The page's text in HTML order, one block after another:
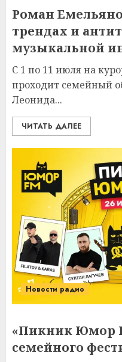
Роман
трендах и
музыкальной
С 1 по 11 июля на
проходит семейный
Леонида...
ЧИТАТЬ ДАЛЕЕ
Новости радио
«Пикник Юмор
семейного